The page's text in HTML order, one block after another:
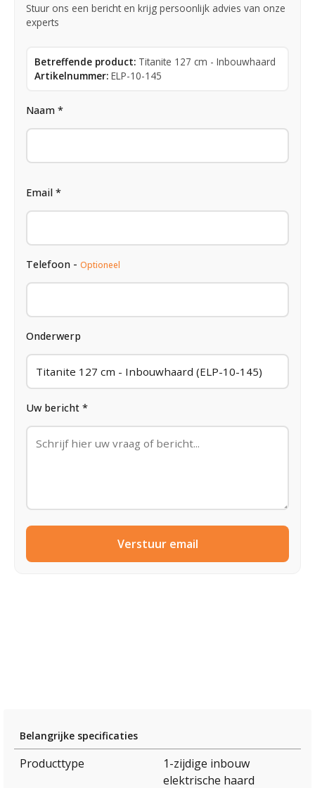
Stuur ons een bericht en krijg persoonlijk advies van onze
experts
Betreffende product: Titanite 127 cm - Inbouwhaard
Artikelnummer: ELP-10-145
Naam *
Email *
Telefoon - Optioneel
Onderwerp
Uw bericht *
Verstuur email
Belangrijke specificaties
Producttype
1-zijdige inbouw
elektrische haard